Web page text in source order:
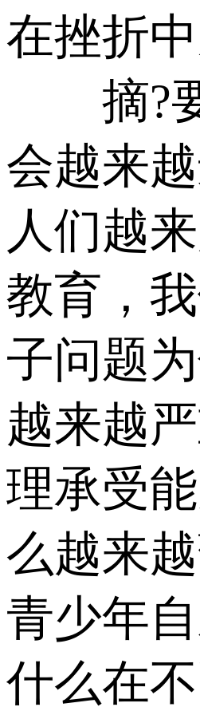
在挫折
摘?
会越来越
人们越
教育，
子问题
越来越
理承受
么越来
青少年
什么在